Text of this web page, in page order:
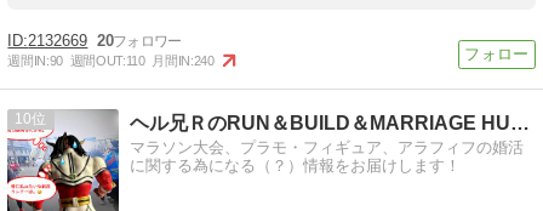
2132669 20
週間IN:90 週間OUT:110 月間IN:240
10 ヘル兄ＲのRUN＆BUILD＆MARRIAGE HUNT
マラソン大会、プラモ・フィギュア、アラフィフの婚活
に関する為になる（？）情報をお届けします！